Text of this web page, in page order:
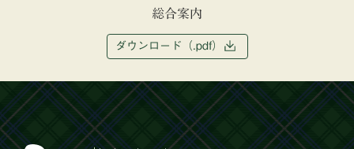
総合案内
ダウンロード（.pdf）